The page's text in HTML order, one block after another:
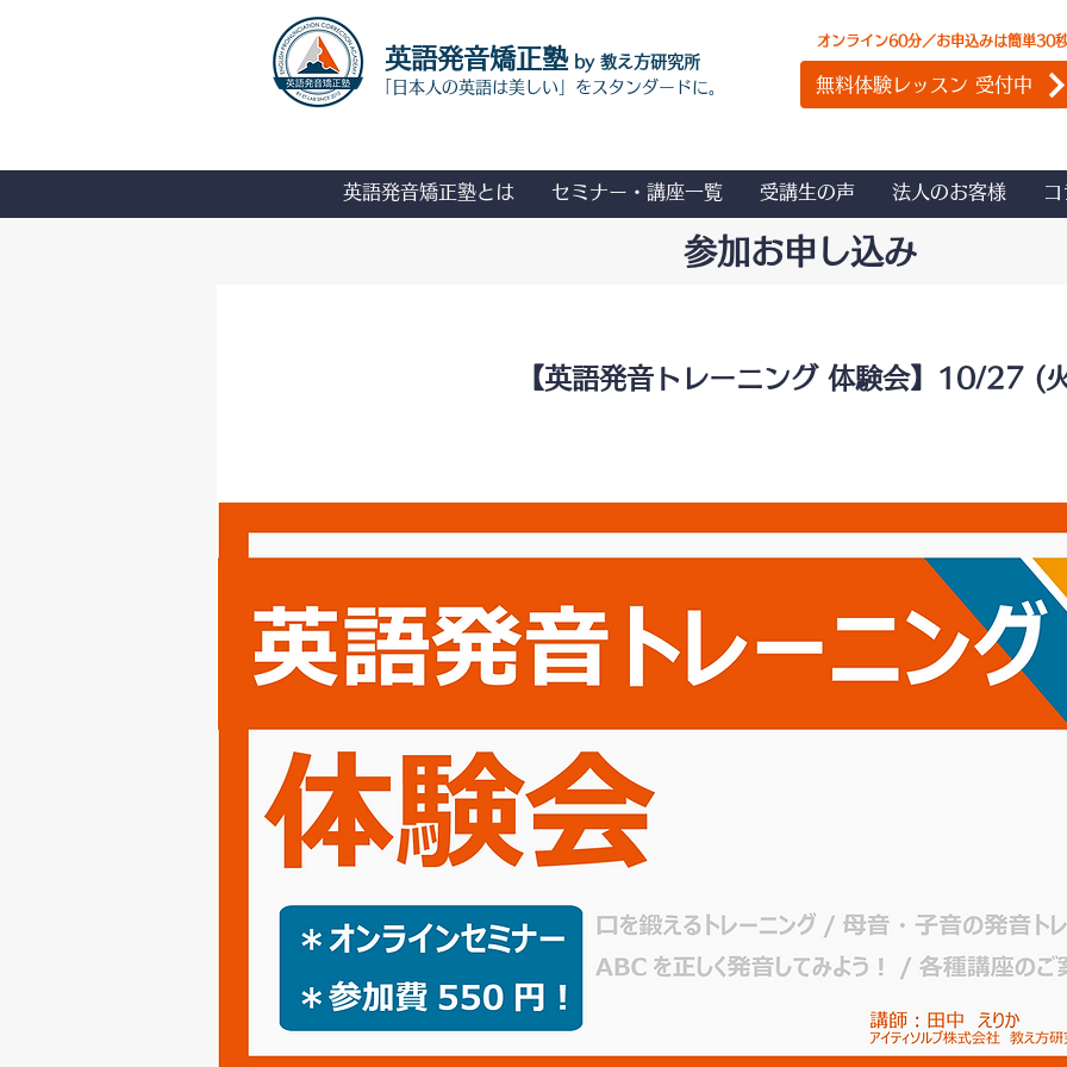
​英語発音矯正塾by 教え方研究所
「日本人の英語は美しい」をスタンダードに。
オンライン60分／お申込みは簡単30
無料体験レッスン 受付中
英語発音矯正塾とは セミナー・講座一覧 受講生の声 法人のお客様 コ
参加お申し込み
【英語発音トレーニング 体験会】10/27 (